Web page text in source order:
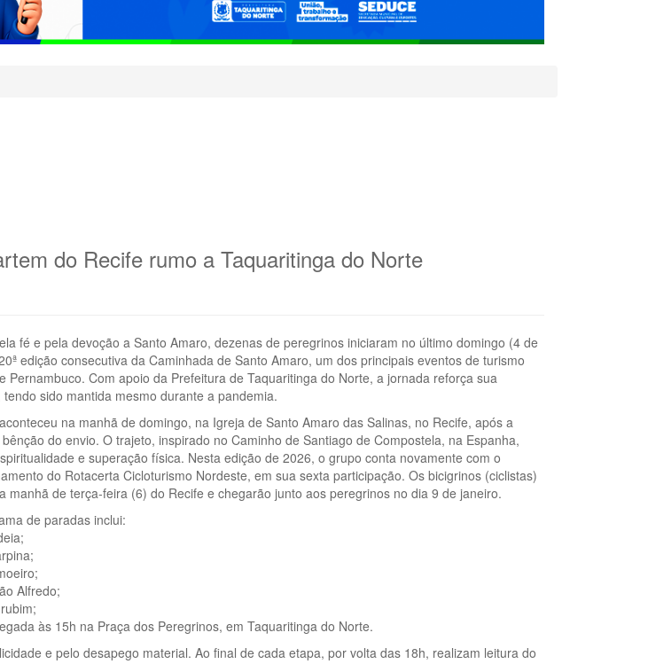
do Recife rumo a Taquaritinga do Norte
fé e pela devoção a Santo Amaro, dezenas de peregrinos iniciaram no último domingo (4 de
edição consecutiva da Caminhada de Santo Amaro, um dos principais eventos de turismo
Pernambuco. Com apoio da Prefeitura de Taquaritinga do Norte, a jornada reforça sua
tendo sido mantida mesmo durante a pandemia.
na manhã de domingo, na Igreja de Santo Amaro das Salinas, no Recife, após a
do envio. O trajeto, inspirado no Caminho de Santiago de Compostela, na Espanha,
e superação física. Nesta edição de 2026, o grupo conta novamente com o
do Rotacerta Cicloturismo Nordeste, em sua sexta participação. Os bicigrinos (ciclistas)
manhã de terça-feira (6) do Recife e chegarão junto aos peregrinos no dia 9 de janeiro.
de paradas inclui:
Alfredo;
às 15h na Praça dos Peregrinos, em Taquaritinga do Norte.
e pelo desapego material. Ao final de cada etapa, por volta das 18h, realizam leitura do